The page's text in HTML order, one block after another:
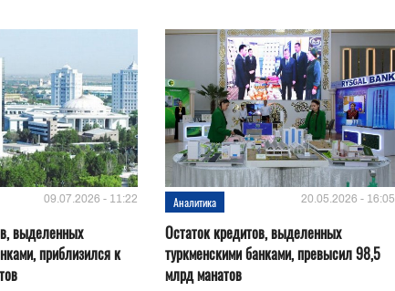
09.07.2026 - 11:22
выделенных
приблизился к
Аналитика 20.05.2026 - 16:05
Остаток кредитов, выделенных
туркменскими банками, превысил 98,5
млрд манатов